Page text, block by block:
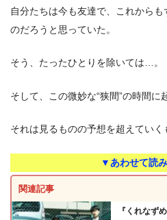
⾃分たちは今も友達で、これから
のだろうと思っていた。
そう、たったひとりを除いては…。
そして、この微妙な“狭間”の時間に
それは⾒るものの予想を超えていく
▼あわせて読
関連記事
『くれなず